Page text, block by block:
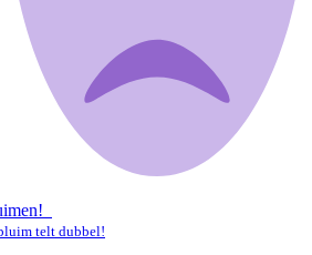
telt dubbel!